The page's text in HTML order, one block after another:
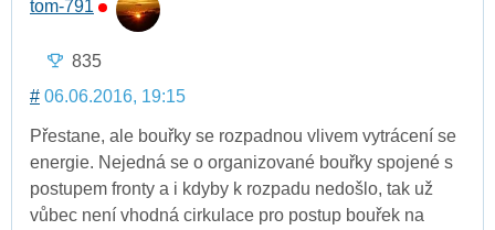
tom-791
835
# 06.06.2016, 19:15
Přestane, ale bouřky se rozpadnou vlivem vytrácení se
energie. Nejedná se o organizované bouřky spojené s
postupem fronty a i kdyby k rozpadu nedošlo, tak už
vůbec není vhodná cirkulace pro postup bouřek na